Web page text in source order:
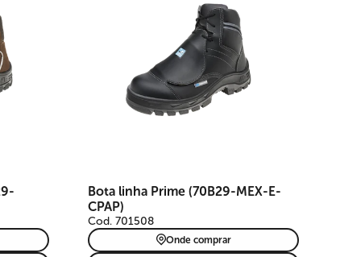
de
e
Bota linha Prime (70B29-MEX-E-
CPAP)
Cod. 701508
Onde comprar